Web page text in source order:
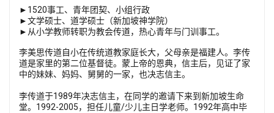
►1520事工、青年团契、小组行政
►文学硕士、道学硕士（新加坡神学院）
►从小学教师转职为教会传道，热心青年与门训事工。
李美思传道自小在传统道教家庭长大，父母亲是福建人。李传
道是家里的第二位基督徒。蒙上帝的恩典，信主后，见证了家
中的妹妹、妈妈、舅舅的一家，也决志信主。
李传道于1989年决志信主，在同学的邀请下来到新加坡生命
堂。1992-2005，担任儿童/少儿主日学老师。1992年高中毕